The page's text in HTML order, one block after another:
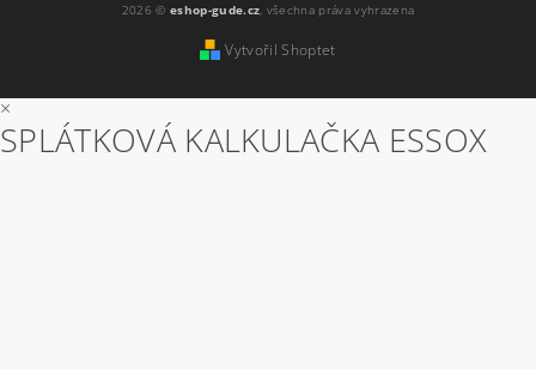
2026 ©eshop-gude.cz, všechna práva vyhrazena
Vytvořil Shoptet
×
SPLÁTKOVÁ KALKULAČKA ESSOX